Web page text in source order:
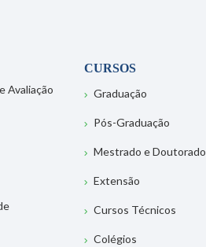
Avaliação
CURSOS
Graduação
Pós-Graduação
Mestrado e Doutorado
Extensão
Cursos Técnicos
Colégios